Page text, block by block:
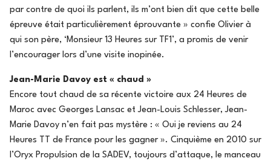
par contre de quoi ils parlent, ils m’ont bien dit que cette belle
épreuve était particulièrement éprouvante » confie Olivier à
qui son père, ‘Monsieur 13 Heures sur TF1’, a promis de venir
l’encourager lors d’une visite inopinée.
Jean-Marie Davoy est « chaud »
Encore tout chaud de sa récente victoire aux 24 Heures de
Maroc avec Georges Lansac et Jean-Louis Schlesser, Jean-
Marie Davoy n’en fait pas mystère : « Oui je reviens au 24
Heures TT de France pour les gagner ». Cinquième en 2010 sur
l’Oryx Propulsion de la SADEV, toujours d’attaque, le manceau